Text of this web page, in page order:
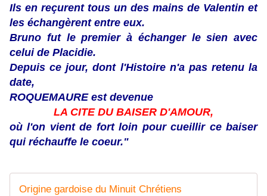
Ils en reçurent tous un des mains de Valentin et
les échangèrent entre eux.
Bruno fut le premier à échanger le sien avec
celui de Placidie.
Depuis ce jour, dont l'Histoire n'a pas retenu la
date,
ROQUEMAURE est devenue
LA CITE DU BAISER D'AMOUR,
où l'on vient de fort loin pour cueillir ce baiser
qui réchauffe le coeur."
Origine gardoise du Minuit Chrétiens